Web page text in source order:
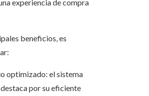
experiencia de compra
beneficios, es
optimizado: el sistema
por su eficiente